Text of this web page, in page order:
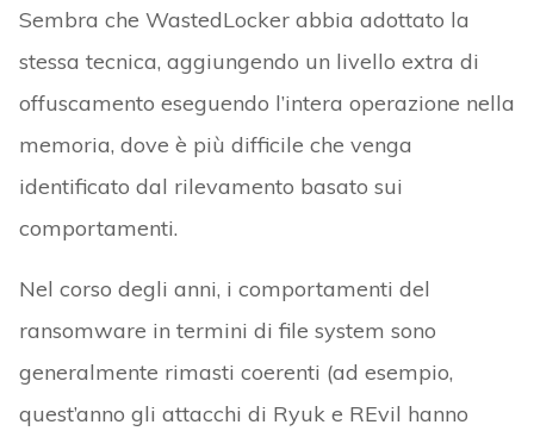
Sembra che WastedLocker abbia adottato la
stessa tecnica, aggiungendo un livello extra di
offuscamento eseguendo l’intera operazione nella
memoria, dove è più difficile che venga
identificato dal rilevamento basato sui
comportamenti.
Nel corso degli anni, i comportamenti del
ransomware in termini di file system sono
generalmente rimasti coerenti (ad esempio,
quest’anno gli attacchi di Ryuk e REvil hanno